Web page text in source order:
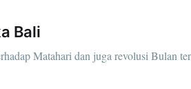
Bali
Matahari dan juga revolusi Bulan